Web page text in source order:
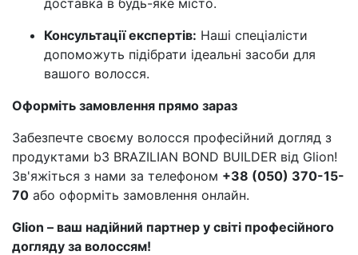
доставка в будь-яке місто.
Консультації експертів: Наші спеціалісти
допоможуть підібрати ідеальні засоби для
вашого волосся.
Оформіть замовлення прямо зараз
Забезпечте своєму волосся професійний догляд з
продуктами b3 BRAZILIAN BOND BUILDER від Glion!
Зв'яжіться з нами за телефоном +38 (050) 370-15-
70 або оформіть замовлення онлайн.
Glion – ваш надійний партнер у світі професійного
догляду за волоссям!